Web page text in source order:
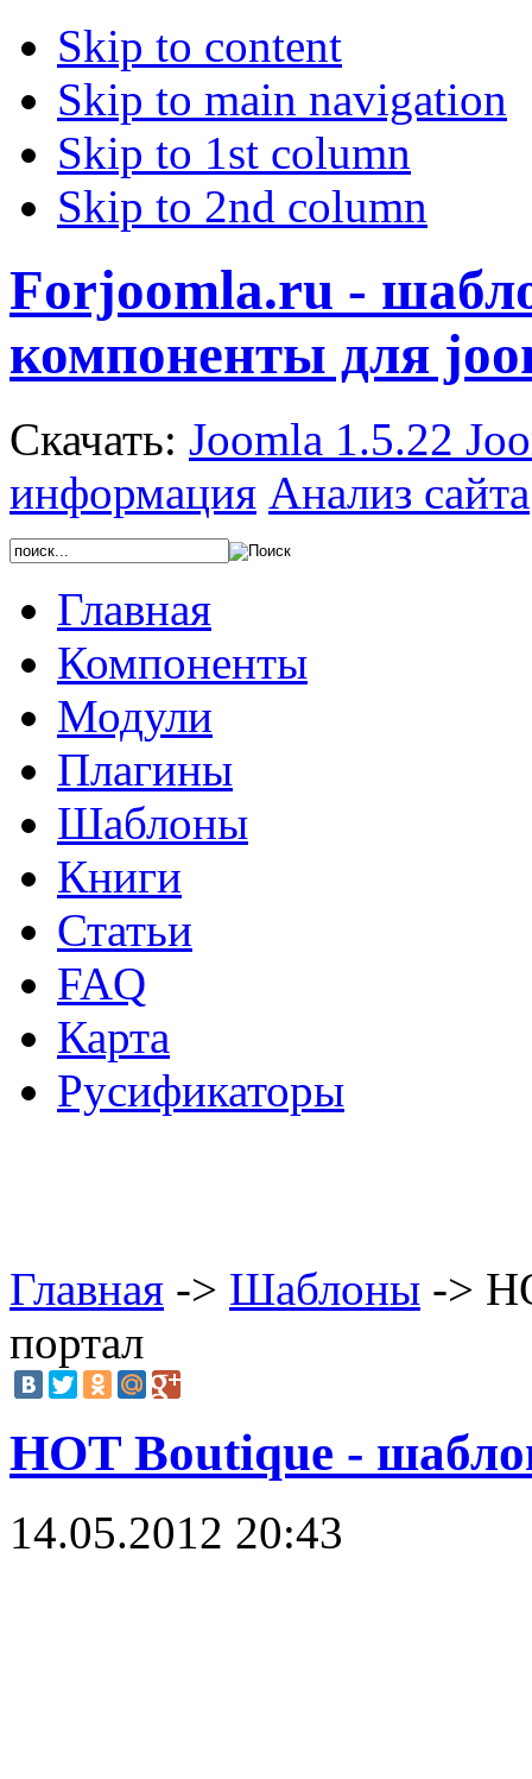
Skip to content
Skip to main navigation
Skip to 1st column
Skip to 2nd column
Forjoomla.ru -
компоненты для
Скачать: Joomla 1.5.22
информация Анализ сайта
Главная
Компоненты
Модули
Плагины
Шаблоны
Книги
Статьи
FAQ
Карта
Русификаторы
Главная -> Шаблоны ->
портал
HOT Boutique -
14.05.2012 20:43